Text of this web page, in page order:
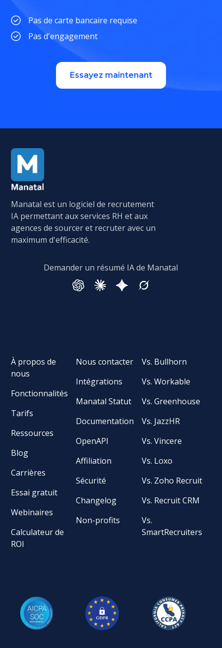
Pas de carte bancaire requise
Pas d'engagement
Essayez maintenant
Manatal est un logiciel de recrutement
IA permettant aux services RH et aux
agences de sourcer et recruter avec un
maximum d'efficacité.
Demander un résumé IA de Manatal
À propos de
nous
Fonctionnalités
Tarifs
Ressources
Blog
Carrières
Essai gratuit
Webinaires
Calculateur de
ROI
Nous contacter
Intégrations
Manatal Statut
Documentation
OpenAPI
Affiliation
Sécurité
Changelog
Non-profits
Vs. Bullhorn
Vs. Workable
Vs. Greenhouse
Vs. JazzHR
Vs. Vincere
Vs. Loxo
Vs. Zoho Recruit
Vs. Recruit CRM
Vs.
SmartRecruiters